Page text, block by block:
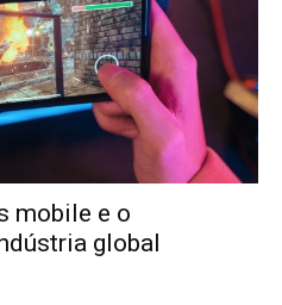
mobile e o
global